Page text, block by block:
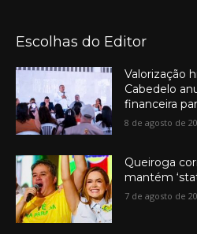
Escolhas do Editor
Valorização
Cabedelo
financeira
8 de agosto de
Queiroga
mantém
7 de agosto de